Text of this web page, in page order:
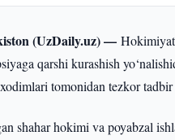
(UzDaily.uz) —Hokimiyat
qarshi kurashish
tomonidan tezkor tadbir
shahar hokimi va poyabzal